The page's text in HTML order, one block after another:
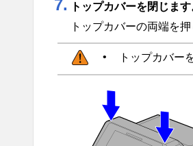
7.
トップカバーを閉じます
トップカバーの両端を
• トップカバー